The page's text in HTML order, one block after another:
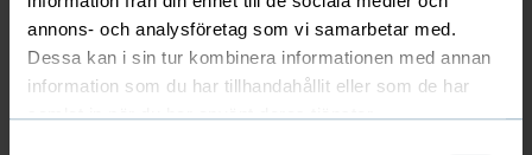
annons- och analysföretag som vi samarbetar med.
Dessa kan i sin tur kombinera informationen med annan
information som du har tillhandahållit eller som de har
samlat in när du har använt deras tjänster.